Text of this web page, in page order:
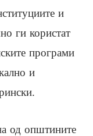
и
ги користат
програми
и
од општините